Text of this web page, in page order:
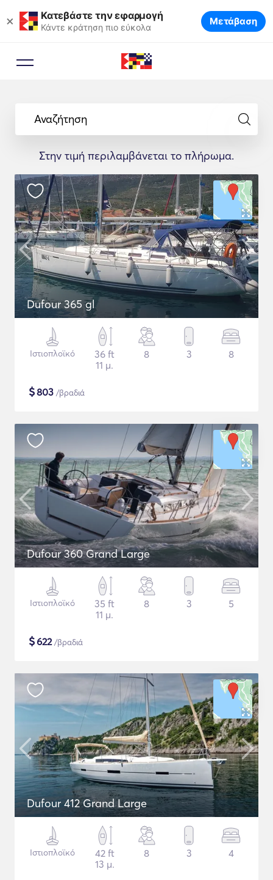
× Κατεβάστε την εφαρμογή
Κάντε κράτηση πιο εύκολα Μετάβαση
Αναζήτηση
Στην τιμή περιλαμβάνεται το πλήρωμα.
Dufour 365 gl
Ιστιοπλοϊκό
36 ft
11 μ.
8 3 8
$803 /βραδιά
Dufour 360 Grand Large
Ιστιοπλοϊκό
35 ft
11 μ.
8 3 5
$622/βραδιά
Dufour 412 Grand Large
Ιστιοπλοϊκό
42 ft
13 μ.
8 3 4
Ένας εξειδικευμένος σύμβουλος
θα σας προτείνει τα ιδανικά
σκάφη για το ταξίδι σας.